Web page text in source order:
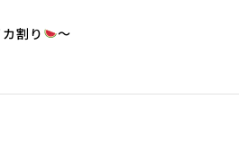
割り ～